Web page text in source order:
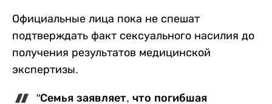
Официальные лица пока не спешат
подтверждать факт сексуального насилия до
получения результатов медицинской
экспертизы.
"Семья заявляет, что погибшая